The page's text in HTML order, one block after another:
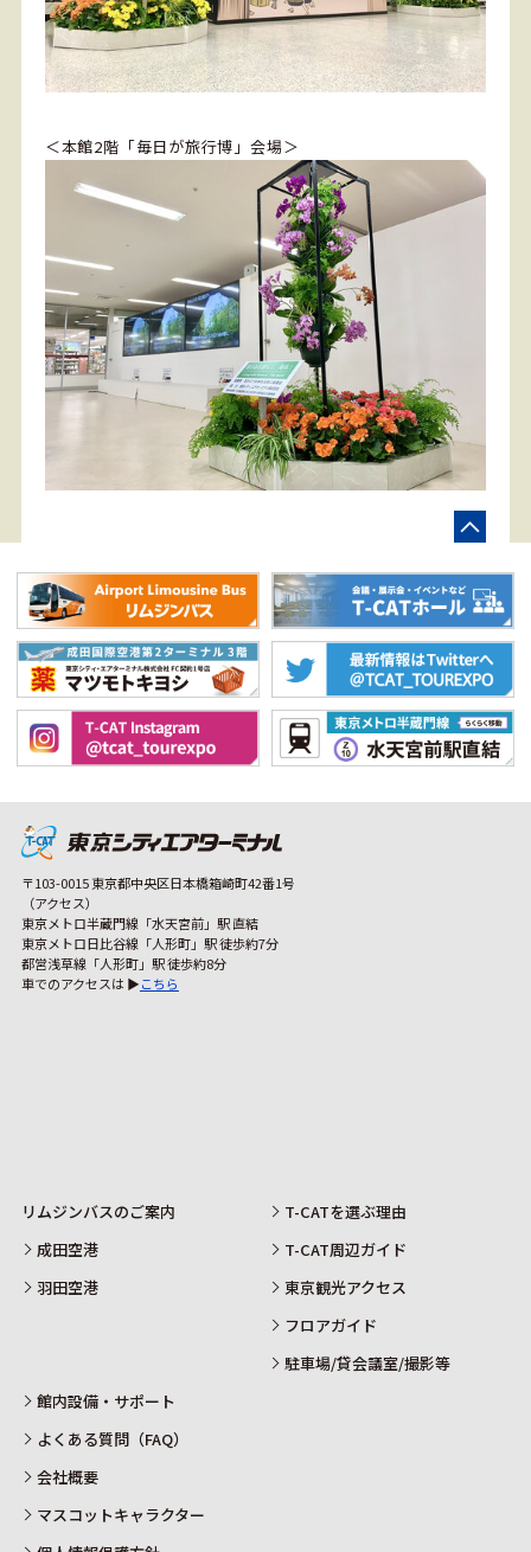
＜本館2階「毎日が旅行博」会場＞
〒103-0015 東京都中央区日本橋箱崎町42番1号
（アクセス）
東京メトロ半蔵門線「水天宮前」駅 直結
東京メトロ日比谷線「人形町」駅 徒歩約7分
都営浅草線「人形町」駅 徒歩約8分
車でのアクセスは ▶こちら
リムジンバスのご案内
成田空港
羽田空港
T-CATを選ぶ理由
T-CAT周辺ガイド
東京観光アクセス
フロアガイド
駐車場/貸会議室/撮影等
館内設備・サポート
よくある質問（FAQ）
会社概要
マスコットキャラクター